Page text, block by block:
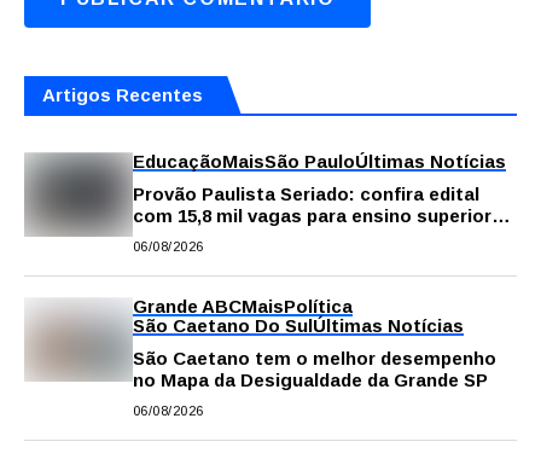
Artigos Recentes
EducaçãoMaisSão PauloÚltimas Notícias
Provão Paulista Seriado: confira edital
com 15,8 mil vagas para ensino superior
público
06/08/2026
Grande ABCMaisPolítica
São Caetano Do SulÚltimas Notícias
São Caetano tem o melhor desempenho
no Mapa da Desigualdade da Grande SP
06/08/2026